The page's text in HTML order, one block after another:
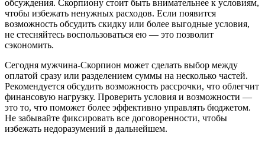
обсуждения. Скорпиону стоит быть внимательнее к условиям,
чтобы избежать ненужных расходов. Если появится
возможность обсудить скидку или более выгодные условия,
не стесняйтесь воспользоваться ею — это позволит
сэкономить.
Сегодня мужчина-Скорпион может сделать выбор между
оплатой сразу или разделением суммы на несколько частей.
Рекомендуется обсудить возможность рассрочки, что облегчит
финансовую нагрузку. Проверить условия и возможности —
это то, что поможет более эффективно управлять бюджетом.
Не забывайте фиксировать все договоренности, чтобы
избежать недоразумений в дальнейшем.